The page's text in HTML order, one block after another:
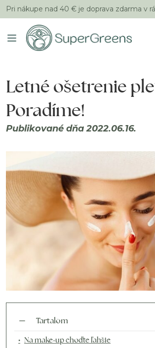
Pri nákupe nad 40 € je doprava zdarma v
Letné ošetrenie
Poradíme!
Publikované dňa 2022.06.16.
Tartalom
Na make-up choďte ľahšie